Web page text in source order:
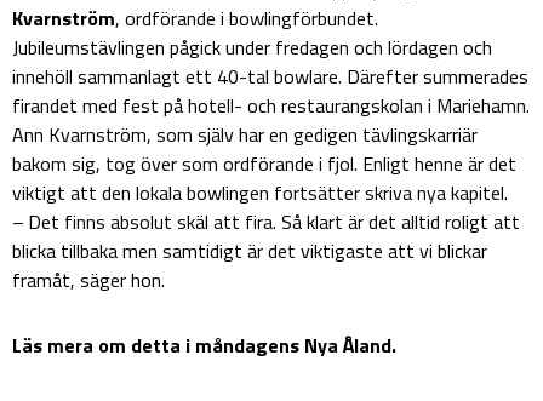
Kvarnström, ordförande i bowlingförbundet.
Jubileumstävlingen pågick under fredagen och lördagen och
innehöll sammanlagt ett 40-tal bowlare. Därefter summerades
firandet med fest på hotell- och restaurangskolan i Mariehamn.
Ann Kvarnström, som själv har en gedigen tävlingskarriär
bakom sig, tog över som ordförande i fjol. Enligt henne är det
viktigt att den lokala bowlingen fortsätter skriva nya kapitel.
– Det finns absolut skäl att fira. Så klart är det alltid roligt att
blicka tillbaka men samtidigt är det viktigaste att vi blickar
framåt, säger hon.
Läs mera om detta i måndagens Nya Åland.